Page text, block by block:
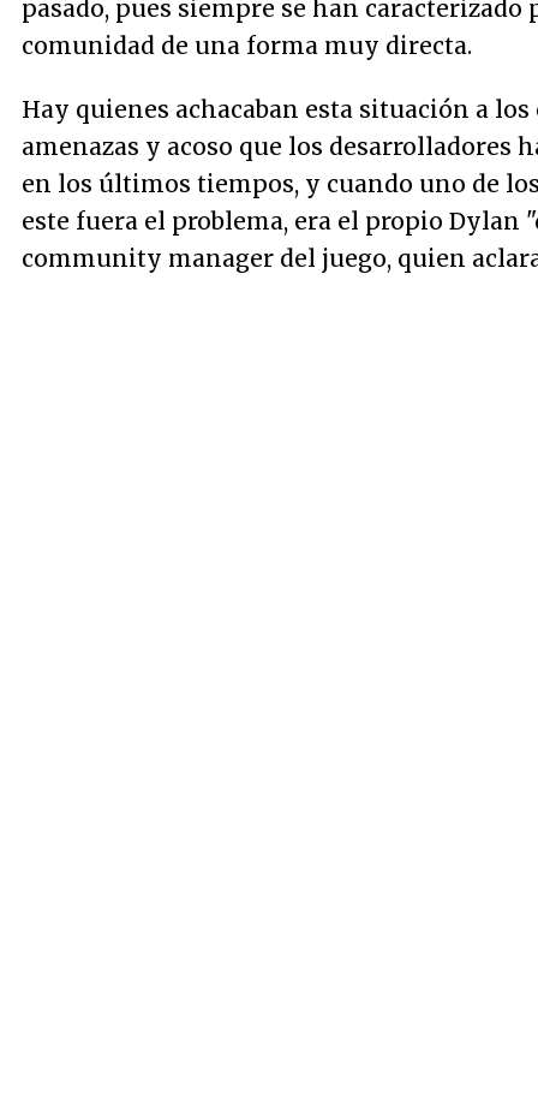
pasado, pues siempre se han caracterizado
comunidad de una forma muy directa.
Hay quienes achacaban esta situación a
amenazas y acoso que los desarrolladores
en los últimos tiempos, y cuando uno de
este fuera el problema, era el propio Dylan
community manager del juego, quien